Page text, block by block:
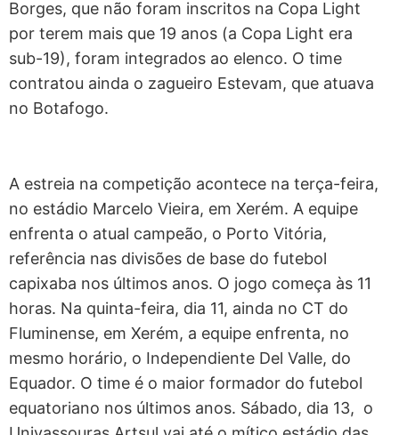
Borges, que não foram inscritos na Copa Light
por terem mais que 19 anos (a Copa Light era
sub-19), foram integrados ao elenco. O time
contratou ainda o zagueiro Estevam, que atuava
no Botafogo.
A estreia na competição acontece na terça-feira,
no estádio Marcelo Vieira, em Xerém. A equipe
enfrenta o atual campeão, o Porto Vitória,
referência nas divisões de base do futebol
capixaba nos últimos anos. O jogo começa às 11
horas. Na quinta-feira, dia 11, ainda no CT do
Fluminense, em Xerém, a equipe enfrenta, no
mesmo horário, o Independiente Del Valle, do
Equador. O time é o maior formador do futebol
equatoriano nos últimos anos. Sábado, dia 13, o